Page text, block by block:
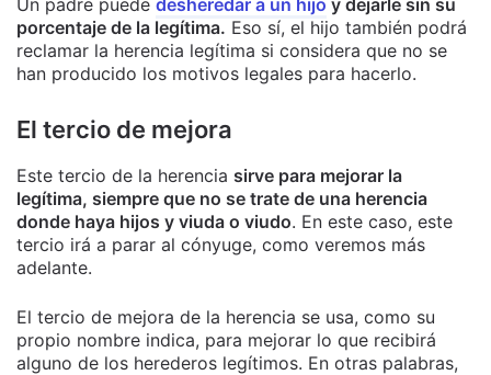
porcentaje de la legítima. Eso sí, el hijo también podrá
reclamar la herencia legítima si considera que no se
han producido los motivos legales para hacerlo.
El tercio de mejora
Este tercio de la herencia sirve para mejorar la
legítima, siempre que no se trate de una herencia
donde haya hijos y viuda o viudo. En este caso, este
tercio irá a parar al cónyuge, como veremos más
adelante.
El tercio de mejora de la herencia se usa, como su
propio nombre indica, para mejorar lo que recibirá
alguno de los herederos legítimos. En otras palabras,